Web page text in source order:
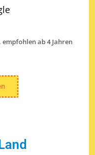
ab 4 Jahren